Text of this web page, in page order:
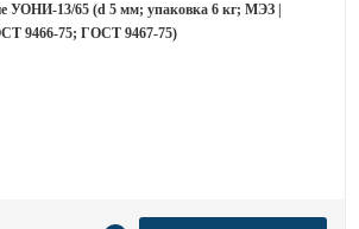
УОНИ-13/65 (d 5 мм; упаковка 6 кг; МЭЗ |
9466-75; ГОСТ 9467-75)